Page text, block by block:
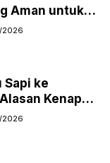
Aman untuk
2026
Sapi ke
Kenapa
bagi
2026